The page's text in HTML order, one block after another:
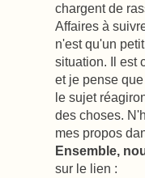
chargent de
Affaires à
n'est qu'un
situation. Il est
et je pense
le sujet
des choses.
mes propos
Ensemble,
sur le lien :